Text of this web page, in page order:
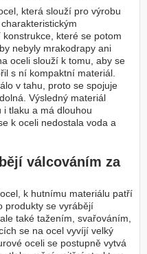
která slouží pro výrobu
které se potom
nebyly mrakodrapy ani
oceli slouží k tomu, aby se
s ní kompaktní materiál.
v tahu, proto se spojuje
Výsledný materiál
i tlaku a má dlouhou
k oceli nedostala voda a
válcováním za
k hutnímu materiálu patří
produkty se vyrábějí
také tažením, svařováním,
se na ocel vyvíjí velký
oceli se postupně vytvá